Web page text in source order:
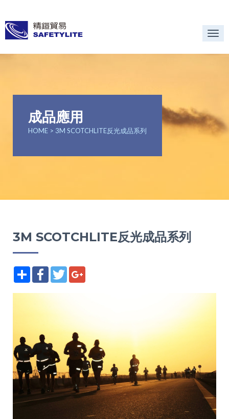
成品應用
HOME > 3M SCOTCHLITE反光成品系列
3M SCOTCHLITE反光成品系列
分享 FacebookTwitter